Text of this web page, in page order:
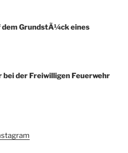
dem GrundstÃ¼ck eines
der Freiwilligen Feuerwehr